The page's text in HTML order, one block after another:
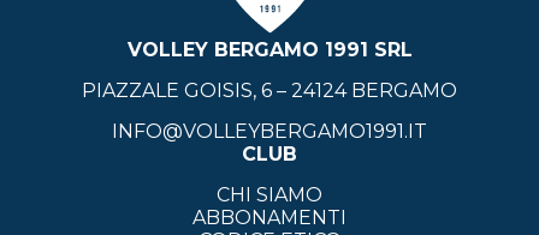
VOLLEY BERGAMO 1991 SRL
PIAZZALE GOISIS, 6 – 24124 BERGAMO
INFO@VOLLEYBERGAMO1991.IT
CLUB
CHI SIAMO
ABBONAMENTI